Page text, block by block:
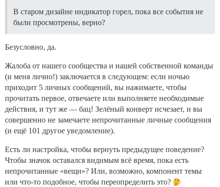
В старом дизайне индикатор горел, пока все события не
были просмотрены, верно?
Безусловно, да.
Жалоба от нашего сообщества и нашей собственной команды
(и меня лично!) заключается в следующем: если ночью
приходит 5 личных сообщений, вы нажимаете, чтобы
прочитать первое, отвечаете или выполняете необходимые
действия, и тут же — бац! Зелёный конверт исчезает, и вы
совершенно не замечаете непрочитанные личные сообщения
(и ещё 101 другое уведомление).
Есть ли настройка, чтобы вернуть предыдущее поведение?
Чтобы значок оставался видимым всё время, пока есть
непрочитанные «вещи»? Или, возможно, компонент темы
или что-то подобное, чтобы переопределить это?